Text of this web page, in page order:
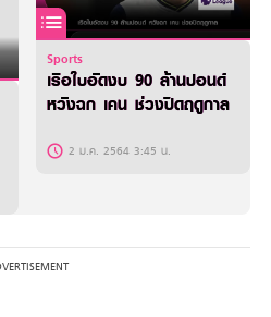
Sports
เรือใบอัดงบ 90 ล้านปอนด์
หวังฉก เคน ช่วงปิดฤดูกาล
2 ม.ค. 2564 3:45 น.